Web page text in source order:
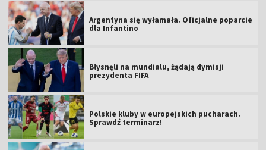
Argentyna się wyłamała. Oficjalne poparcie
dla Infantino
Błysnęli na mundialu, żądają dymisji
prezydenta FIFA
Polskie kluby w europejskich pucharach.
Sprawdź terminarz!